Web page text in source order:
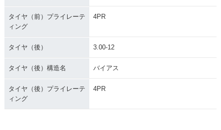
タイヤ（前）プライレーテ
ィング
4PR
タイヤ（後） 3.00-12
タイヤ（後）構造名 バイアス
タイヤ（後）プライレーテ
ィング
4PR